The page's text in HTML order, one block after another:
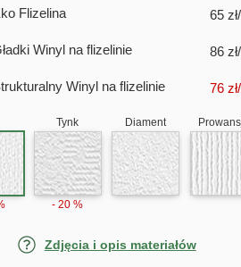
Flizelina 65
Winyl na flizelinie 86
Winyl na flizelinie 76
Tynk
- 20 %
Diament
Zdjęcia i opis materiałów